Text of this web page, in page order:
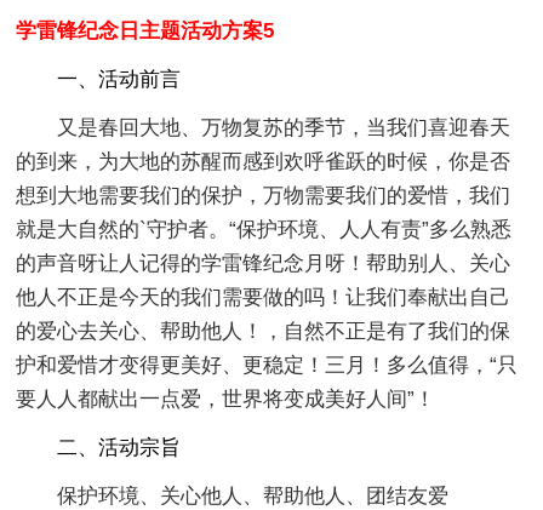
学雷锋纪念日主题活动方案5
一、活动前言
又是春回大地、万物复苏的季节，当我们喜迎春天
的到来，为大地的苏醒而感到欢呼雀跃的时候，你是否
想到大地需要我们的保护，万物需要我们的爱惜，我们
就是大自然的`守护者。“保护环境、人人有责”多么熟悉
的声音呀让人记得的学雷锋纪念月呀！帮助别人、关心
他人不正是今天的我们需要做的吗！让我们奉献出自己
的爱心去关心、帮助他人！，自然不正是有了我们的保
护和爱惜才变得更美好、更稳定！三月！多么值得，“只
要人人都献出一点爱，世界将变成美好人间”！
二、活动宗旨
保护环境、关心他人、帮助他人、团结友爱